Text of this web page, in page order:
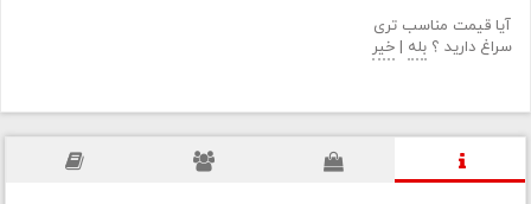
آیا قیمت مناسب تری
سراغ دارید ؟ بله | خیر